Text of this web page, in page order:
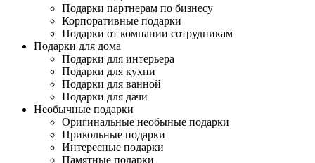
Подарки партнерам по бизнесу
Корпоративные подарки
Подарки от компании сотрудникам
Подарки для дома
Подарки для интерьера
Подарки для кухни
Подарки для ванной
Подарки для дачи
Необычные подарки
Оригинальные необыные подарки
Прикольные подарки
Интересные подарки
Памятные подарки